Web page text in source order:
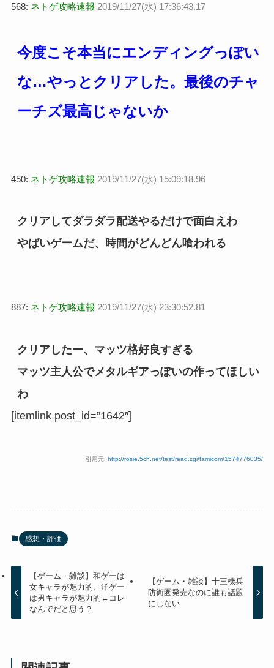
568: ネトゲ攻略速報 2019/11/27(水) 17:36:43.17
今度こそ本当にエンディングっぽい
な…やっとクリアした。最後のチャ
ーチズ最高じゃないか
450: ネトゲ攻略速報 2019/11/27(水) 15:09:18.96
クリアしてダラダラ配送やるだけで面白えわ
やばいゲームだ、時間がどんどん喰われる
887: ネトゲ攻略速報 2019/11/27(水) 23:30:52.81
クリアしたー、マッツ格好良すぎる
マッツ主人公でメタルギアっぽいの作ってほしい
わ
[itemlink post_id=”1642″]
引用元:http://rosie.5ch.net/test/read.cgi/famicom/1574776035/
感想・評価
【ゲーム・雑談】和ゲーは
女キャラが魅力的、洋ゲー
は男キャラが魅力的←コレ
なんでだと思う？
【ゲーム・雑談】十三機兵
防衛圏発売なのに誰も話題
にしない